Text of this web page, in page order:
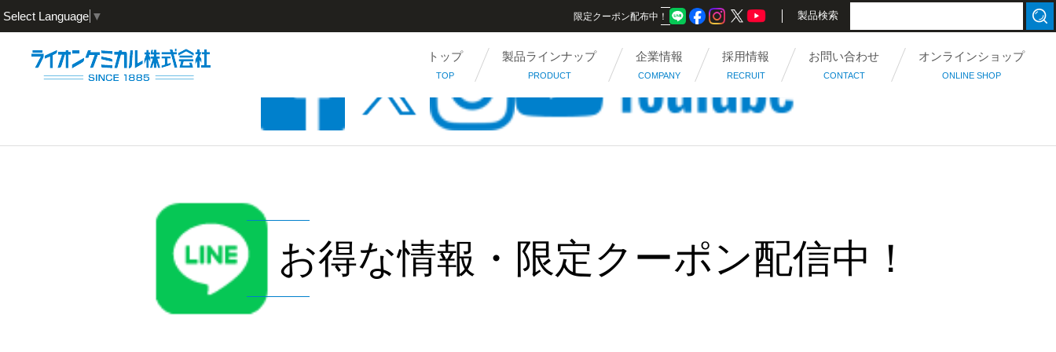
Select Language ▼ 限定クーポン配布中！ 製品検索
トップ
TOP
製品ラインナップ
PRODUCT
企業情報
COMPANY
採用情報
RECRUIT
お問い合わせ
CONTACT
オンラインショップ
ONLINE SHOP
お得な情報・限定クーポン配信中！